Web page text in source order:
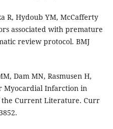
R, Hydoub YM, McCafferty
associated with premature
review protocol. BMJ
Dam MN, Rasmusen H,
Myocardial Infarction in
the Current Literature. Curr